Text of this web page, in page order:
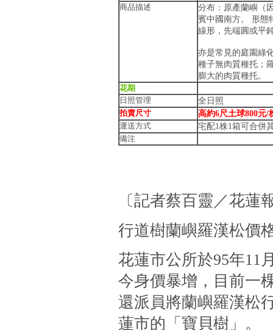
商品描述
分布：原產蘭嶼（
賓中國南方。 形態
線形，先端圓或平
亦是常見的庭園綠
種子無肉質種托；
膨大的肉質種托。
花期
日照管理
全日照
拍賣尺寸 高約6尺土球800元/
運送方式 宅配1株1箱可合併
備注
〔記者蔡百靈／花蓮
行道樹蘭嶼羅漢松價
花蓮市公所於95年11
今身價暴增，目前一
還派員將蘭嶼羅漢松
蓮市的「寶貝樹」。